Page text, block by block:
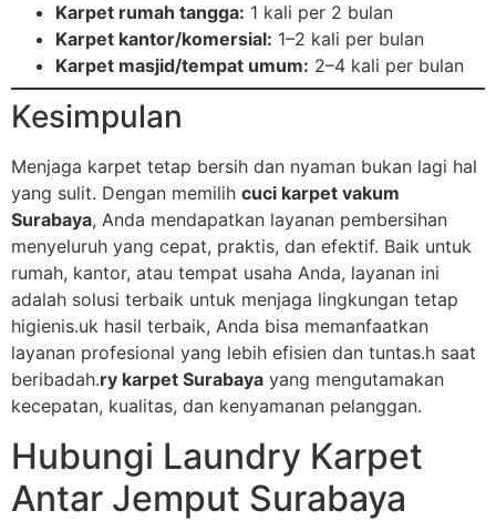
Karpet rumah tangga: 1 kali per 2 bulan
Karpet kantor/komersial: 1–2 kali per bulan
Karpet masjid/tempat umum: 2–4 kali per bulan
Kesimpulan
Menjaga karpet tetap bersih dan nyaman bukan lagi hal
yang sulit. Dengan memilih cuci karpet vakum
Surabaya, Anda mendapatkan layanan pembersihan
menyeluruh yang cepat, praktis, dan efektif. Baik untuk
rumah, kantor, atau tempat usaha Anda, layanan ini
adalah solusi terbaik untuk menjaga lingkungan tetap
higienis.uk hasil terbaik, Anda bisa memanfaatkan
layanan profesional yang lebih efisien dan tuntas.h saat
beribadah.ry karpet Surabaya yang mengutamakan
kecepatan, kualitas, dan kenyamanan pelanggan.
Hubungi Laundry Karpet
Antar Jemput Surabaya